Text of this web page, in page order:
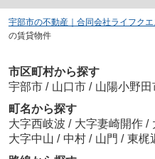
宇部市の不動産｜合同会社ライフクエ
の賃貸物件
市区町村から探す
宇部市 / 山口市 / 山陽小野田
町名から探す
大字西岐波 / 大字妻崎開作 /
大字中山 / 中村 / 山門 / 東梶